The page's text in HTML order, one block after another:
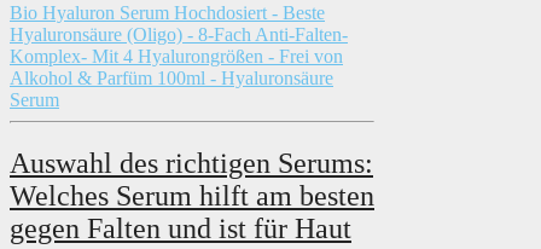
Bio Hyaluron Serum Hochdosiert - Beste
Hyaluronsäure (Oligo) - 8-Fach Anti-Falten-
Komplex- Mit 4 Hyalurongrößen - Frei von
Alkohol & Parfüm 100ml - Hyaluronsäure
Serum
Auswahl des richtigen Serums:
Welches Serum hilft am besten
gegen Falten und ist für Haut